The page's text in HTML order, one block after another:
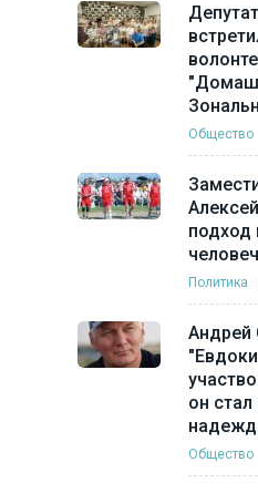
Общество
подход
Политика
Андрей
он
Общество